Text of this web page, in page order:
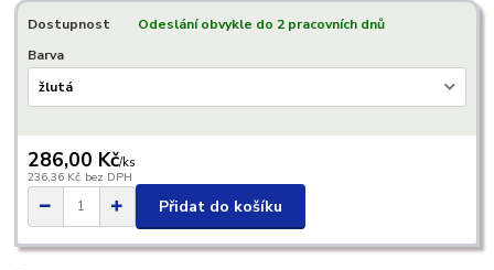
Dostupnost
Odeslání obvykle do 2 pracovních dnů
Barva
286,00 Kč/ks
236,36 Kč bez DPH
Přidat do košíku